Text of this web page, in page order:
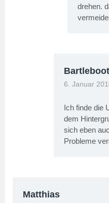
drehen.
6. Januar
Ich finde die
dem
sich eben
Probleme
Matthias